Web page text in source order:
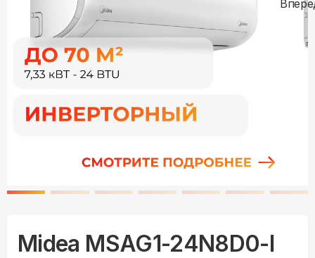
Midea MSAG1-24N8D0-I